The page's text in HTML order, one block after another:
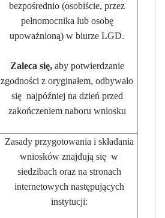
bezpośrednio (osobiście, przez
pełnomocnika lub osobę
upoważnioną) w biurze LGD.
Zaleca się,aby potwierdzanie
zgodności z oryginałem, odbywało
się najpóźniej na dzień przed
zakończeniem naboru wniosku
Zasady przygotowania i składania
wniosków znajdują się w
siedzibach oraz na stronach
internetowych następujących
instytucji: